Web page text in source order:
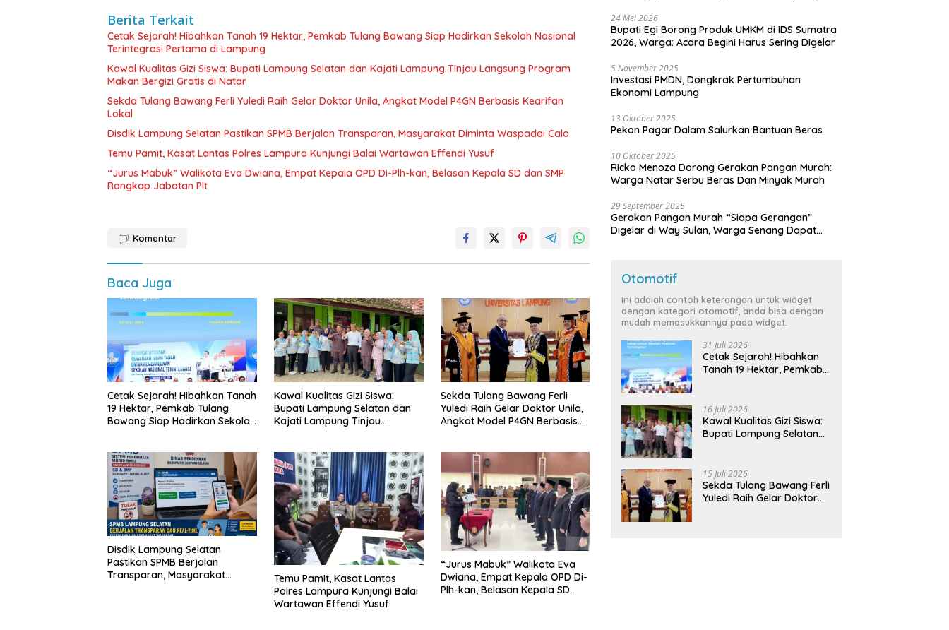
Berita Terkait
Cetak Sejarah! Hibahkan Tanah 19 Hektar, Pemkab Tulang Bawang Siap Hadirkan Sekolah Nasional
Terintegrasi Pertama di Lampung
Kawal Kualitas Gizi Siswa: Bupati Lampung Selatan dan Kajati Lampung Tinjau Langsung Program
Makan Bergizi Gratis di Natar
Sekda Tulang Bawang Ferli Yuledi Raih Gelar Doktor Unila, Angkat Model P4GN Berbasis Kearifan
Lokal
Disdik Lampung Selatan Pastikan SPMB Berjalan Transparan, Masyarakat Diminta Waspadai Calo
Temu Pamit, Kasat Lantas Polres Lampura Kunjungi Balai Wartawan Effendi Yusuf
“Jurus Mabuk” Walikota Eva Dwiana, Empat Kepala OPD Di-Plh-kan, Belasan Kepala SD dan SMP
Rangkap Jabatan Plt
Komentar
Baca Juga
Cetak Sejarah! Hibahkan Tanah
19 Hektar, Pemkab Tulang
Bawang Siap Hadirkan Sekolah
Kawal Kualitas Gizi Siswa:
Bupati Lampung Selatan dan
Kajati Lampung Tinjau
Sekda Tulang Bawang Ferli
Yuledi Raih Gelar Doktor Unila,
Angkat Model P4GN Berbasis
Disdik Lampung Selatan
Pastikan SPMB Berjalan
Transparan, Masyarakat
Temu Pamit, Kasat Lantas
Polres Lampura Kunjungi Balai
Wartawan Effendi Yusuf
“Jurus Mabuk” Walikota Eva
Dwiana, Empat Kepala OPD Di-
Plh-kan, Belasan Kepala SD
24 Mei 2026
Bupati Egi Borong Produk UMKM di IDS Sumatra
2026, Warga: Acara Begini Harus Sering Digelar
5 November 2025
Investasi PMDN, Dongkrak Pertumbuhan
Ekonomi Lampung
13 Oktober 2025
Pekon Pagar Dalam Salurkan Bantuan Beras
10 Oktober 2025
Ricko Menoza Dorong Gerakan Pangan Murah:
Warga Natar Serbu Beras Dan Minyak Murah
29 September 2025
Gerakan Pangan Murah “Siapa Gerangan”
Digelar di Way Sulan, Warga Senang Dapat
Otomotif
Ini adalah contoh keterangan untuk widget
dengan kategori otomotif, anda bisa dengan
mudah memasukkannya pada widget.
31 Juli 2026
Cetak Sejarah! Hibahkan
Tanah 19 Hektar, Pemkab
Terintegrasi Pertama di
Lampung
16 Juli 2026
Kawal Kualitas Gizi Siswa:
Bupati Lampung Selatan
Bergizi Gratis di Natar
15 Juli 2026
Sekda Tulang Bawang Ferli
Yuledi Raih Gelar Doktor